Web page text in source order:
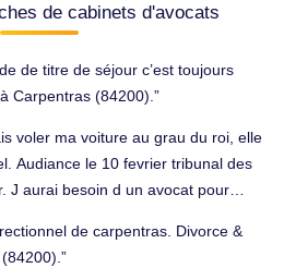
de cabinets d'avocats
de titre de séjour c’est toujours
Carpentras (84200).
voler ma voiture au grau du roi, elle
Audiance le 10 fevrier tribunal des
J aurai besoin d un avocat pour
généraliste à Carpentras (84200).
de carpentras. Divorce &